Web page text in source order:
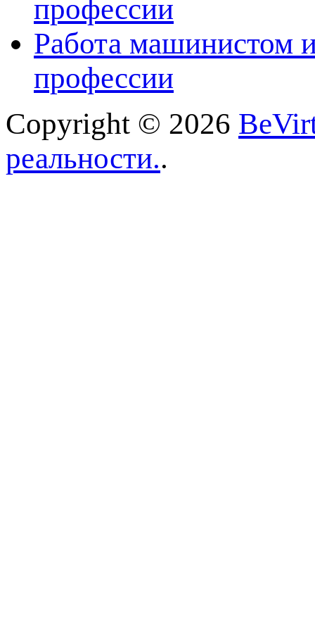
профессии
Работа машинистом
профессии
Copyright © 2026
реальности..